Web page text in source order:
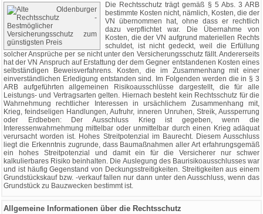
Die Rechtsschutz trägt gemäß § 5 Abs. 3 ARB
bestimmte Kosten nicht, nämlich, Kosten, die der
VN übernommen hat, ohne dass er rechtlich
dazu verpflichtet war. Die Übernahme von
Kosten, die der VN aufgrund materiellen Rechts
schuldet, ist nicht gedeckt, weil die Erfüllung
solcher Ansprüche per se nicht unter den Versicherungsschutz fällt. Andererseits
hat der VN Anspruch auf Erstattung der dem Gegner entstandenen Kosten eines
selbständigen Beweisverfahrens. Kosten, die im Zusammenhang mit einer
einverständlichen Erledigung entstanden sind. Im Folgenden werden die in § 3
ARB aufgeführten allgemeinen Risikoausschlüsse dargestellt, die für alle
Leistungs- und Vertragsarten gelten. Hiernach besteht kein Rechtsschutz für die
Wahrnehmung rechtlicher Interessen in ursächlichem Zusammenhang mit,
Krieg, feindseligen Handlungen, Aufruhr, inneren Unruhen, Streik, Aussperrung
oder Erdbeben: Der Ausschluss Krieg ist gegeben, wenn die
Interessenwahrnehmung mittelbar oder unmittelbar durch einen Krieg adäquat
verursacht worden ist. Hohes Streitpotenzial im Baurecht. Diesem Ausschluss
liegt die Erkenntnis zugrunde, dass Baumaßnahmen aller Art erfahrungsgemäß
ein hohes Streitpotenzial und damit ein für die Versicherer nur schwer
kalkulierbares Risiko beinhalten. Die Auslegung des Baurisikoausschlusses war
und ist häufig Gegenstand von Deckungsstreitigkeiten. Streitigkeiten aus einem
Grundstückskauf bzw. -verkauf fallen nur dann unter den Ausschluss, wenn das
Grundstück zu Bauzwecken bestimmt ist.
Allgemeine Informationen über die Rechtsschutz